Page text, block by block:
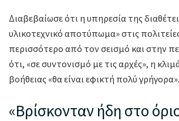
Διαβεβαίωσε ότι η υπηρεσία της
υλικοτεχνικό αποτύπωμα» στις
περισσότερο από τον σεισμό και στην
ότι, «σε συντονισμό με τις αρχές», η
βοήθειας «θα είναι εφικτή πολύ γρήγορα».
«Βρίσκονταν ήδη στο